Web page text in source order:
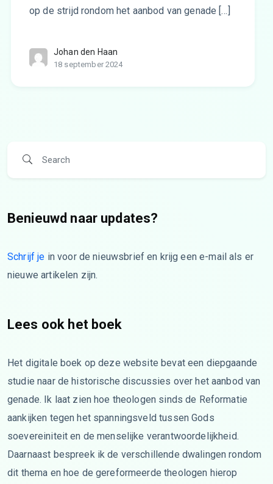
op de strijd rondom het aanbod van genade […]
Johan den Haan
18 september 2024
Benieuwd naar updates?
Schrijf je in voor de nieuwsbrief en krijg een e-mail als er
nieuwe artikelen zijn.
Lees ook het boek
Het digitale boek op deze website bevat een diepgaande
studie naar de historische discussies over het aanbod van
genade. Ik laat zien hoe theologen sinds de Reformatie
aankijken tegen het spanningsveld tussen Gods
soevereiniteit en de menselijke verantwoordelijkheid.
Daarnaast bespreek ik de verschillende dwalingen rondom
dit thema en hoe de gereformeerde theologen hierop